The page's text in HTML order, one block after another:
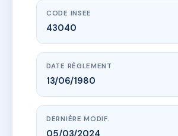
CODE INSEE
43040
DATE RÈGLEMENT
13/06/1980
DERNIÈRE MODIF.
05/03/2024